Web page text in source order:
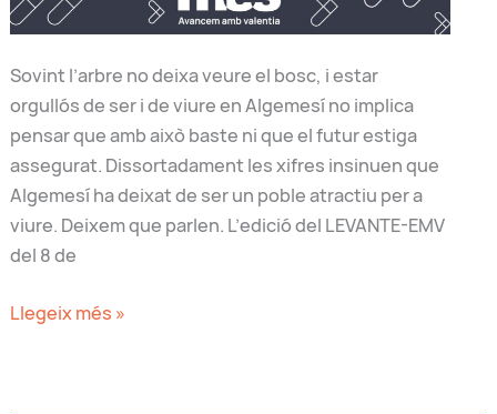
Sovint l’arbre no deixa veure el bosc, i estar
orgullós de ser i de viure en Algemesí no implica
pensar que amb això baste ni que el futur estiga
assegurat. Dissortadament les xifres insinuen que
Algemesí ha deixat de ser un poble atractiu per a
viure. Deixem que parlen. L’edició del LEVANTE-EMV
del 8 de
Està
Llegeix més »